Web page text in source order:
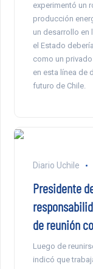
experimentó un
producción
un desarrollo en
el Estado
como un
en esta línea de
futuro de Chile.
Diario Uchile
Presidente
de reunión
Luego de
indicó que